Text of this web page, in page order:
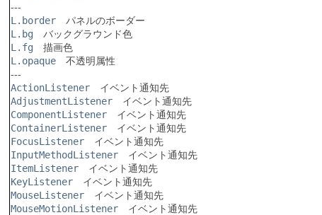
---
L.border パネルのボーダー
L.bg バックグラウンド色
L.fg 描画色
L.opaque 不透明属性
---
ActionListener イベント通知先
AdjustmentListener イベント通知先
ComponentListener イベント通知先
ContainerListener イベント通知先
FocusListener イベント通知先
InputMethodListener イベント通知先
ItemListener イベント通知先
KeyListener イベント通知先
MouseListener イベント通知先
MouseMotionListener イベント通知先